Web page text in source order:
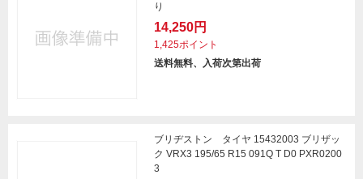
り
14,250円
1,425ポイント
送料無料、入荷次第出荷
ブリヂストン タイヤ 15432003 ブリザッ
ク VRX3 195/65 R15 091Q T D0 PXR0200
3